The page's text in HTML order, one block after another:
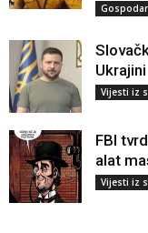
Ukrajini
Vijesti iz
FBI
alat
Vijesti iz